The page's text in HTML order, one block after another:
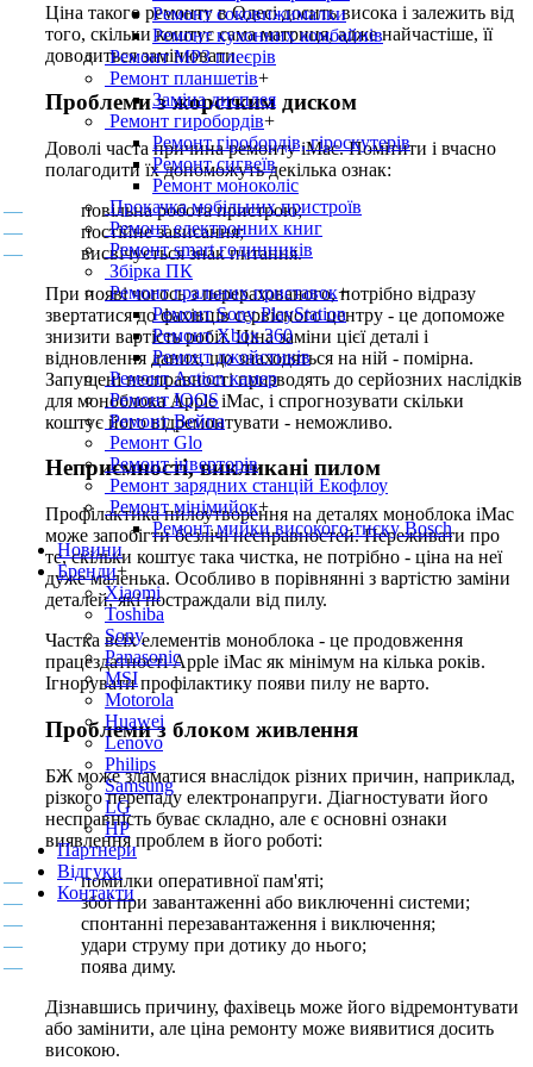
Ремонт соковижималки
Ремонт кухонних комбайнів
Ремонт MP3 плеєрів
Ремонт планшетів+
Заміна дисплея
Ремонт гиробордiв+
Ремонт гіробордів, гіроскутерів
Ремонт сигвеїв
Ремонт моноколіс
Прокачка мобільних пристроїв
Ремонт електронних книг
Ремонт smart годинників
Збірка ПК
Ремонт гральних приставок+
Ремонт Sony PlayStation
Ремонт Xbox 360
Ремонт джойстиків
Ремонт Action камер
Ремонт IQOS
Ремонт Вейпа
Ремонт Glo
Ремонт інверторів
Ремонт зарядних станцій Екофлоу
Ремонт мiнiмийок+
Ремонт мийки високого тиску Bosch
Новини
Бренди+
Xiaomi
Toshiba
Sony
Panasonic
MSI
Motorola
Huawei
Lenovo
Philips
Samsung
LG
HP
Партнери
Вiдгуки
Контакти
Ціна такого ремонту в Одесі досить висока і залежить від
того, скільки коштує сама матриця, адже найчастіше, її
доводиться замінювати.
Проблеми з жорстким диском
Доволі часта причина ремонту iMac. Помітити і вчасно
полагодити їх допоможуть декілька ознак:
повільна робота пристрою;
постійне зависання;
висвічується знак питання.
При появі чогось з перерахованого, потрібно відразу
звертатися до фахівців сервісного центру - це допоможе
знизити вартість робіт. Ціна заміни цієї деталі і
відновлення даних, що знаходяться на ній - помірна.
Запущені несправності призводять до серйозних наслідків
для моноблока Apple iMac, і спрогнозувати скільки
коштує його відремонтувати - неможливо.
Неприємності, викликані пилом
Профілактика пилоутворення на деталях моноблока iMac
може запобігти безлічі несправностей. Переживати про
те, скільки коштує така чистка, не потрібно - ціна на неї
дуже маленька. Особливо в порівнянні з вартістю заміни
деталей, які постраждали від пилу.
Частка всіх елементів моноблока - це продовження
працездатності Apple iMac як мінімум на кілька років.
Ігнорувати профілактику появи пилу не варто.
Проблеми з блоком живлення
БЖ може зламатися внаслідок різних причин, наприклад,
різкого перепаду електронапруги. Діагностувати його
несправність буває складно, але є основні ознаки
виявлення проблем в його роботі:
помилки оперативної пам'яті;
збої при завантаженні або виключенні системи;
спонтанні перезавантаження і виключення;
удари струму при дотику до нього;
поява диму.
Дізнавшись причину, фахівець може його відремонтувати
або замінити, але ціна ремонту може виявитися досить
високою.